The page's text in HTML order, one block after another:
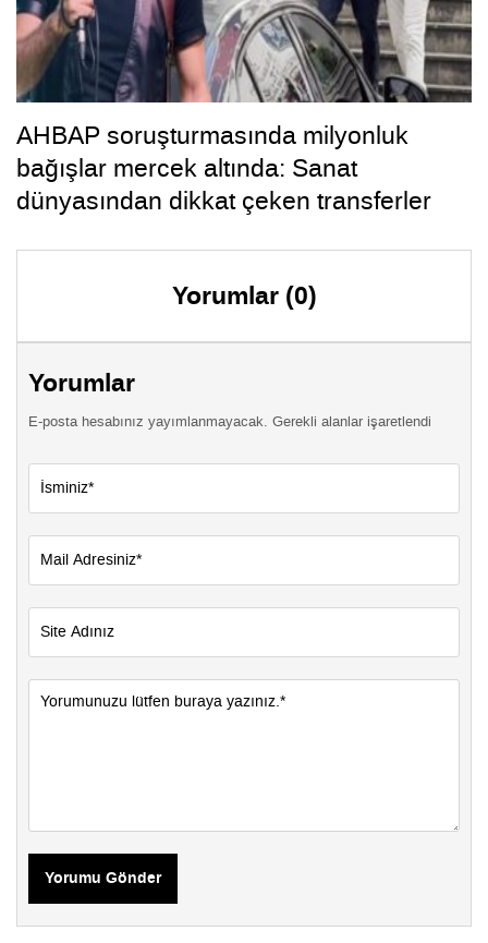
AHBAP soruşturmasında milyonluk
bağışlar mercek altında: Sanat
dünyasından dikkat çeken transferler
Yorumlar (0)
Yorumlar
E-posta hesabınız yayımlanmayacak. Gerekli alanlar işaretlendi
Yorumu Gönder